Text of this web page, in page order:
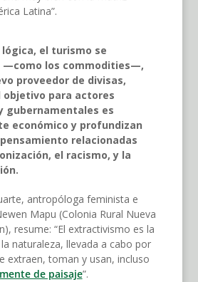
Latina”.
el turismo se
—como los commodities—,
proveedor de divisas,
objetivo para actores
gubernamentales es
económico yprofundizan
relacionadas
el racismo, y la
antropóloga feminista e
Mapu (Colonia Rural Nueva
resume: “El extractivismo es la
naturaleza, llevada a cabo por
extraen, toman y usan, incluso
de paisaje”.